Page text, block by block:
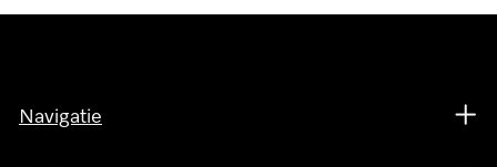
Navigatie